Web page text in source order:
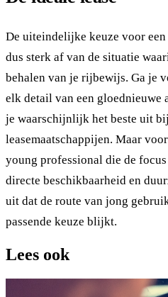
De uiteindelijke keuze voor
dus sterk af van de situatie
behalen van je rijbewijs. Ga je
elk detail van een gloednieuwe
je waarschijnlijk het beste uit
leasemaatschappijen. Maar
young professional die de
directe beschikbaarheid en
uit dat de route van jong
passende keuze blijkt.
Lees ook